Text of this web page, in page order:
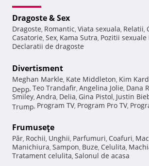
Dragoste & Sex
Dragoste, Romantic, Viata sexuala, Relatii,
Casatorie, Sex, Kama Sutra, Pozitii
Declaratii de dragoste
Divertisment
Meghan Markle, Kate Middleton, Kim
Depp, Teo Trandafir, Angelina Jolie, Dana
Smiley, Andra, Delia, Gina Pistol, Justin
Trump, Program TV, Program Pro TV,
Frumuseţe
Păr, Rochii, Unghii, Parfumuri, Coafuri,
Manichiura, Sampon, Buze, Celulita,
Tratament celulita, Salonul de acasa